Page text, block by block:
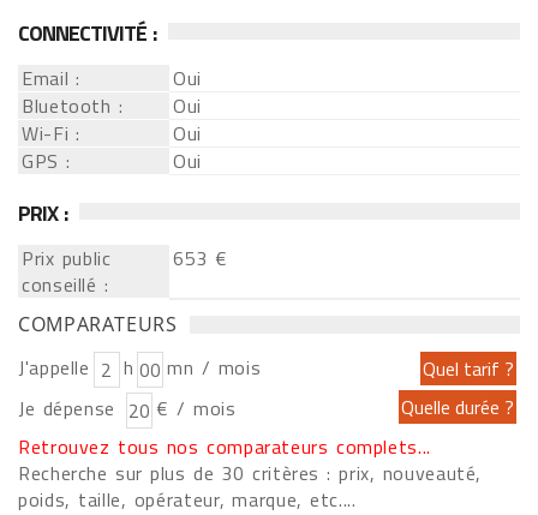
CONNECTIVITÉ :
Email :
Oui
Bluetooth :
Oui
Wi-Fi :
Oui
GPS :
Oui
PRIX :
Prix public
conseillé :
653 €
COMPARATEURS
J'appelle h
mn / mois
Je dépense
€ / mois
Retrouvez tous nos comparateurs complets...
Recherche sur plus de 30 critères : prix, nouveauté,
poids, taille, opérateur, marque, etc....